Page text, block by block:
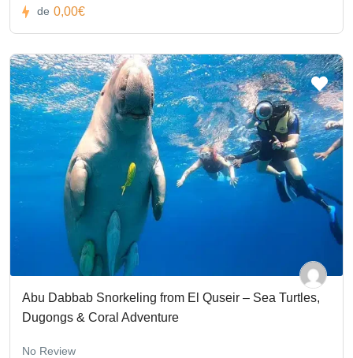
de 0,00€
Abu Dabbab Snorkeling from El Quseir – Sea Turtles,
Dugongs & Coral Adventure
No Review